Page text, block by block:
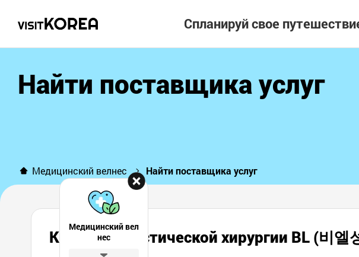
Спланируй свое
Найти поставщика услуг
Медицинский велнес Найти поставщика услуг
Клиника пластической хирургии BL (비엘
Медицинский вел
нес